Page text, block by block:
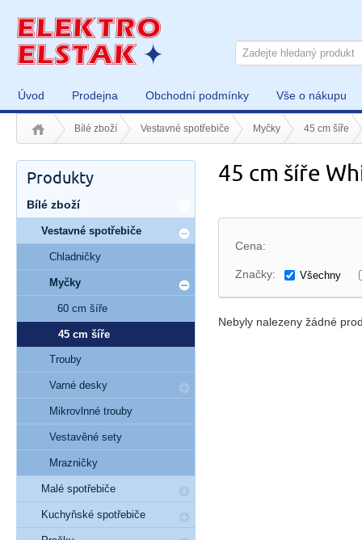
Úvod Prodejna Obchodní podmínky Vše o nákupu
Bílé zboží Vestavné spotřebiče Myčky 45 cm šíře
45 cm šíře
Cena:
Značky: Všechny
Nebyly nalezeny žádné
Produkty
Bílé zboží
Vestavné spotřebiče
Chladničky
Myčky
60 cm šíře
45 cm šíře
Trouby
Varné desky
Mikrovlnné trouby
Vestavěné sety
Mrazničky
Malé spotřebiče
Kuchyňské spotřebiče